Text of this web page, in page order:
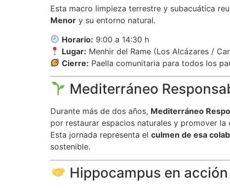
Esta macro limpieza terrestre y subacuática
Menor y su entorno natural.
Horario: 9:00 a 14:30 h
Lugar: Menhir del Rame (Los Alcázares /
Cierre: Paella comunitaria para todos los
Mediterráneo
Durante más de dos años, Mediterráneo
por restaurar espacios naturales y promover la
Esta jornada representa el culmen de esa
sostenible.
Hippocampus en acción